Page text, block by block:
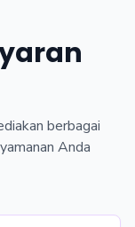
berbagai
Anda